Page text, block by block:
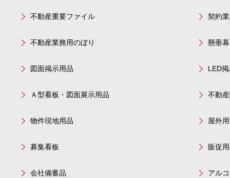
不動産重要ファイル 契約
不動産業務用のぼり 懸垂
図面掲示用品 LED
Ａ型看板・図面展示用品 不動
物件現地用品 屋外
募集看板 販促
会社備蓄品 アル